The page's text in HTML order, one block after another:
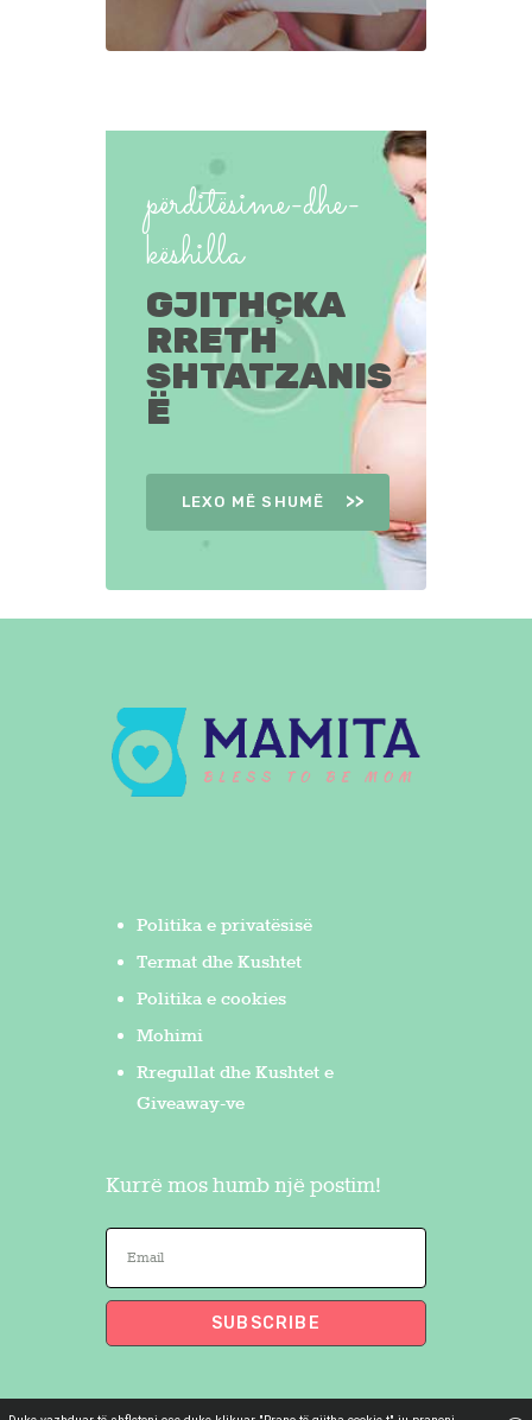
përditësime-dhe-
këshilla
GJITHÇKA
RRETH
SHTATZANIS
Ë
LEXO MË SHUMË
Politika e privatësisë
Termat dhe Kushtet
Politika e cookies
Mohimi
Rregullat dhe Kushtet e
Giveaway-ve
Kurrë mos humb një postim!